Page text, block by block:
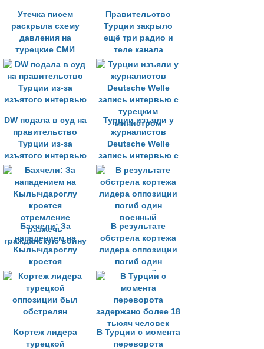
Утечка писем
раскрыла схему
давления на
турецкие СМИ
Правительство
Турции закрыло
ещё три радио и
теле канала
DW подала в суд на
правительство
Турции из-за
изъятого интервью
Турции изъяли у
журналистов
Deutsche Welle
запись интервью с
турецким
министром
Бахчели: За
нападением на
Кылычдароглу
кроется
стремление
разжечь
гражданскую войну
В результате
обстрела кортежа
лидера оппозиции
погиб один
военный
Кортеж лидера
турецкой
В Турции с момента
переворота